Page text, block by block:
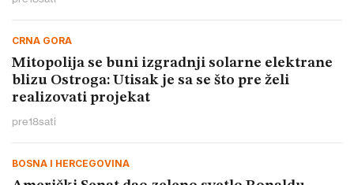
CRNA GORA
Mitopolija se buni izgradnji solarne elektrane
blizu Ostroga: Utisak je sa se što pre želi
realizovati projekat
pre18sati
BOSNA I HERCEGOVINA